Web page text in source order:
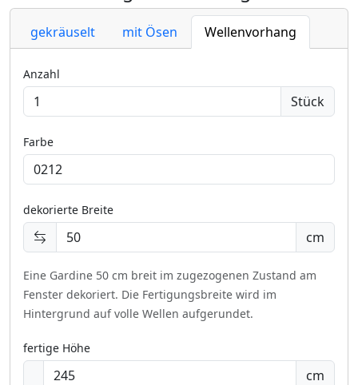
gekräuselt mit Ösen Wellenvorhang
Anzahl
Stück
Farbe
dekorierte Breite
cm
Eine Gardine 50 cm breit im zugezogenen Zustand am
Fenster dekoriert. Die Fertigungsbreite wird im
Hintergrund auf volle Wellen aufgerundet.
fertige Höhe
cm